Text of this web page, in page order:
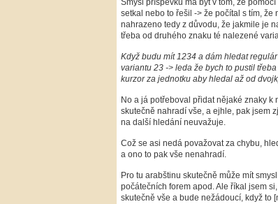
Smysl příspěvku má být v tom, že
setkal nebo to řešil -> že počítal s tím,
nahrazeno tedy z důvodu, že jakmile je
třeba od druhého znaku té nalezené
Když budu mít 1234 a dám hledat
variantu 23 -> leda že bych to pustil
kurzor za jednotku aby hledal až od
No a já potřeboval přidat nějaké znaky
skutečně nahradí vše, a ejhle, pak jsem
na další hledání neuvažuje.
Což se asi nedá považovat za chybu,
a ono to pak vše nenahradí.
Pro tu arabštinu skutečně může mít
počátečních forem apod. Ale říkal jsem
skutečně vše a bude nežádoucí, když to